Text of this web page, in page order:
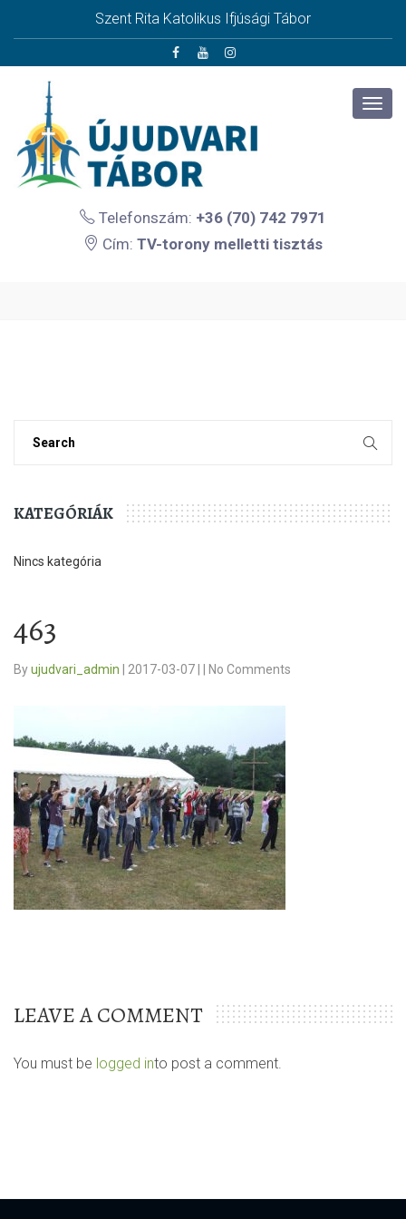
Szent Rita Katolikus Ifjúsági Tábor
Telefonszám: +36 (70) 742 7971
Cím: TV-torony melletti tisztás
KATEGÓRIÁK
Nincs kategória
463
Byujudvari_admin 2017-03-07 No Comments
LEAVE A COMMENT
You must be logged into post a comment.